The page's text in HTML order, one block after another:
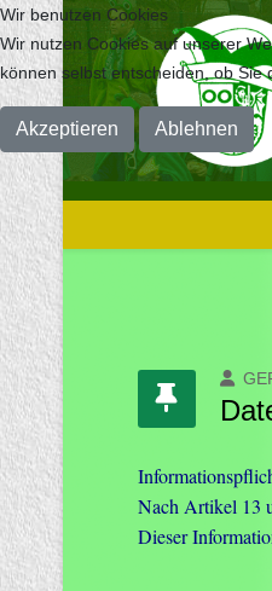
Nach Artikel 13
Dieser
Wir benutzen Cookies
Wir nutzen Cookies auf unserer
können selbst entscheiden, ob
Akzeptieren Ablehnen